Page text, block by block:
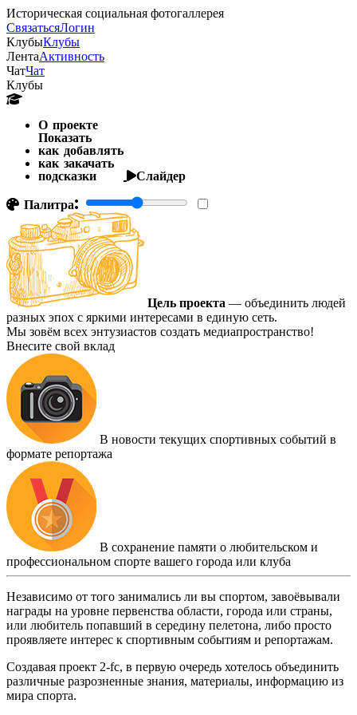
Историческая социальная фотогаллерея
СвязатьсяЛогин
КлубыКлубы
ЛентаАктивность
ЧатЧат
Клубы
О проекте
Показать
как добавлять
как закачать
подсказки
Слайдер
Палитра:
Цель проекта — объединить людей
разных эпох с яркими интересами в единую сеть.
Мы зовём всех энтузиастов создать медиапространство!
Внесите свой вклад
В новости текущих спортивных событий в
формате репортажа
В сохранение памяти о любительском и
профессиональном спорте вашего города или клуба
Независимо от того занимались ли вы спортом, завоёвывали
награды на уровне первенства области, города или страны,
или любитель попавший в середину пелетона, либо просто
проявляете интерес к спортивным событиям и репортажам.
Создавая проект 2-fc, в первую очередь хотелось объединить
различные разрозненные знания, материалы, информацию из
мира спорта.